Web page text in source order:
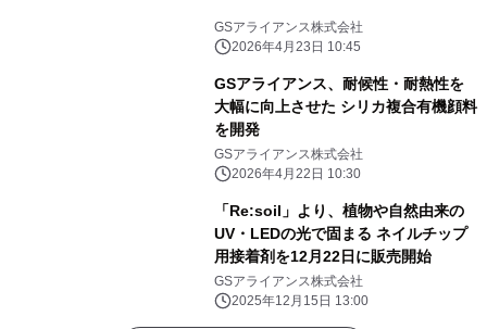
GSアライアンス株式会社
2026年4月23日 10:45
GSアライアンス、耐候性・耐熱性を
大幅に向上させた シリカ複合有機顔料
を開発
GSアライアンス株式会社
2026年4月22日 10:30
「Re:soil」より、植物や自然由来の
UV・LEDの光で固まる ネイルチップ
用接着剤を12月22日に販売開始
GSアライアンス株式会社
2025年12月15日 13:00